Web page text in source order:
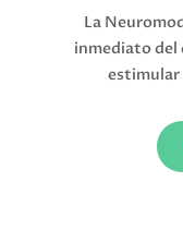
La
inmediato del
estimular